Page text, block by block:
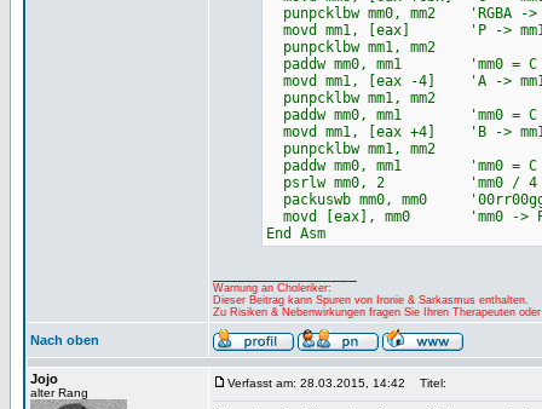
punpcklbw mm0, mm2 'RGBA ->
movd mm1, [eax] 'P ->
punpcklbw mm1, mm2
paddw mm0, mm1 'mm0 = C
movd mm1, [eax -4] 'A ->
punpcklbw mm1, mm2
paddw mm0, mm1 'mm0 = C
movd mm1, [eax +4] 'B ->
punpcklbw mm1, mm2
paddw mm0, mm1 'mm0 = C
psrlw mm0, 2 'mm0 / 4
packuswb mm0, mm0
movd [eax], mm0 'mm0 ->
End Asm
Warnung an Choleriker:
Dieser Beitrag kann Spuren von Ironie & Sarkasmus enthalten.
Zu Risiken & Nebenwirkungen fragen Sie Ihren Therapeuten
Nach oben
Jojo
alter Rang
Verfasst am: 28.03.2015, 14:42 Titel: